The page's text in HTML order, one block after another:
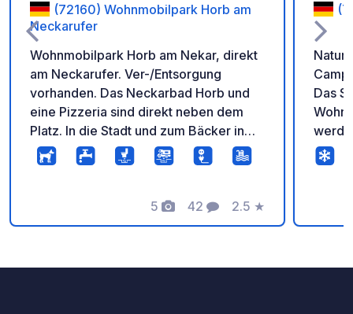
(72160) Wohnmobilpark Horb am
Neckarufer
Wohnmobilpark Horb am Nekar, direkt
am Neckarufer. Ver-/Entsorgung
vorhanden. Das Neckarbad Horb und
eine Pizzeria sind direkt neben dem
Platz. In die Stadt und zum Bäcker in
sind es ca 12 min Fußweg.
5
Fotos
42
Kommentare
2.5
Bewertung
★
Das
und